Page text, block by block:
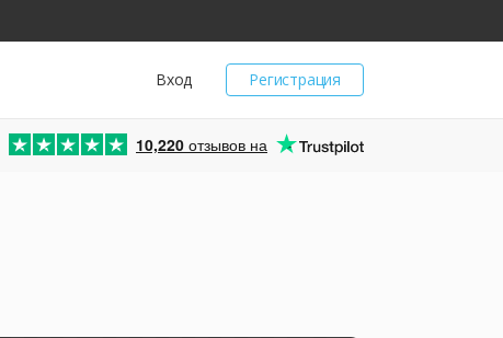
Регистрация
Вход
10,220 отзывов на